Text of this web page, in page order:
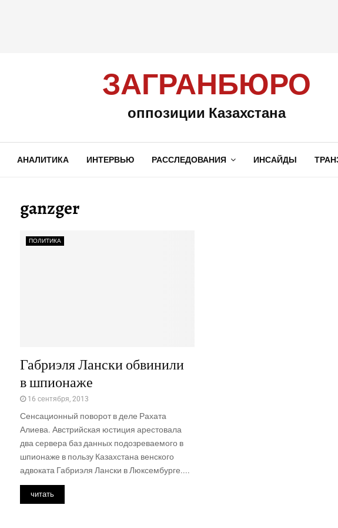
ЗАГРАНБЮРО
оппозиции Казахстана
АНАЛИТИКА ИНТЕРВЬЮ РАССЛЕДОВАНИЯ ИНСАЙДЫ
ganzger
ПОЛИТИКА
Габриэля Лански обвинили
в шпионаже
16 сентября, 2013
Сенсационный поворот в деле Рахата
Алиева. Австрийская юстиция арестовала
два сервера баз данных подозреваемого в
шпионаже в пользу Казахстана венского
адвоката Габриэля Лански в Люксембурге....
читать